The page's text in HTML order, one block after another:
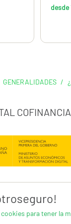
desde
GENERALIDADES /
para tener la